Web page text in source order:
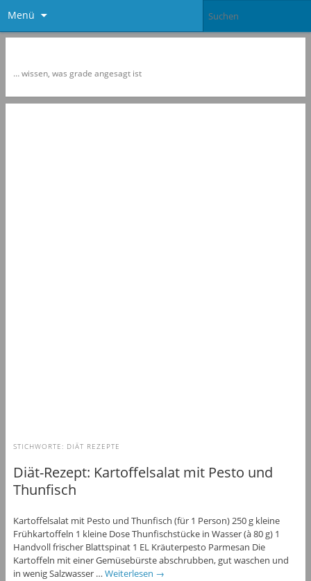
Menü
… wissen, was grade angesagt ist
STICHWORTE: DIÄT REZEPTE
Diät-Rezept: Kartoffelsalat mit Pesto und
Thunfisch
Kartoffelsalat mit Pesto und Thunfisch (für 1 Person) 250 g kleine
Frühkartoffeln 1 kleine Dose Thunfischstücke in Wasser (à 80 g) 1
Handvoll frischer Blattspinat 1 EL Kräuterpesto Parmesan Die
Kartoffeln mit einer Gemüsebürste abschrubben, gut waschen und
in wenig Salzwasser … Weiterlesen →